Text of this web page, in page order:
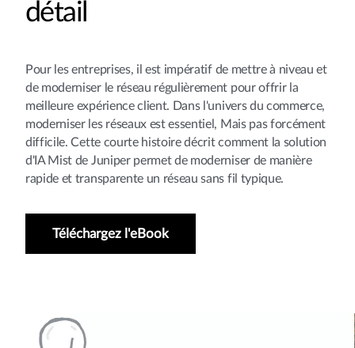
détail
Pour les entreprises, il est impératif de mettre à niveau et
de moderniser le réseau régulièrement pour offrir la
meilleure expérience client. Dans l'univers du commerce,
moderniser les réseaux est essentiel, Mais pas forcément
difficile. Cette courte histoire décrit comment la solution
d'IA Mist de Juniper permet de moderniser de manière
rapide et transparente un réseau sans fil typique.
Téléchargez l'eBook